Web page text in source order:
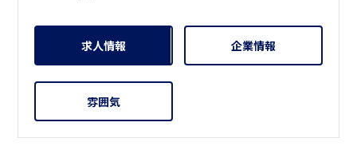
求人情報 企業情報
雰囲気